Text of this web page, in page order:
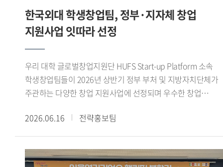
교두보 역할을 해내고 싶습니다. GTEP을 통해 배운 것을
기반으로 차근차근 나아가면 좋은 결과를 얻을 수 있을 거라
믿습니다. ※ 해당 인터뷰는 아래 Global HUFS 여름호 E-
book을 통해서도 확인하실 수 있습니다(p.16-17)https://e-
book.hufs.ac.kr/20260623_135256/
무대에서 경쟁력을 다시 한번 입증했다.1960년대 활동 이후
재건된 우리 대학 펜싱부는 전국 규모의 각종 대회에서 꾸준히
성과를 이어오고 있다. 선수들은 이번 대회를 발판으로
앞으로도 지속적인 훈련과 팀워크를 바탕으로 좋은 경기력을
선보일 계획이다.
한국외대 학생창업팀, 정부·지자체 창업
지원사업 잇따라 선정
우리 대학 글로벌창업지원단 HUFS Start-up Platform 소속
학생창업팀들이 2026년 상반기 정부 부처 및 지방자치단체가
주관하는 다양한 창업 지원사업에 선정되며 우수한 창업
예비창업패키지를 포함한 4개 창업 지원사업에 선정된 데 이어,
교내 학생창업팀들의 성과가 이어지고 있다. PICKIN 팀은
아산두어스와 Grand-K 창업학교에 동시 선정됐으며, 커넥트인
팀은 청년창업사관학교에 이름을 올렸다.[사진. SBS
2026.06.16 전략홍보팀